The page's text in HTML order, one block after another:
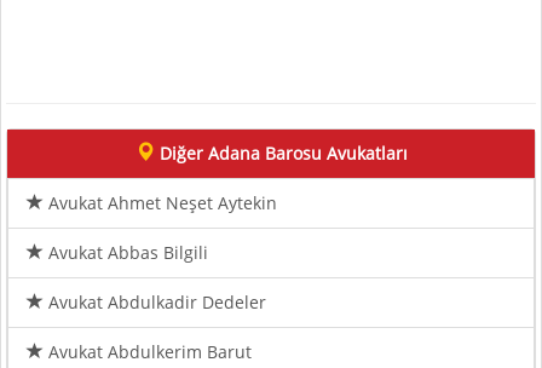
Diğer Adana Barosu Avukatları
Avukat Ahmet Neşet Aytekin
Avukat Abbas Bilgili
Avukat Abdulkadir Dedeler
Avukat Abdulkerim Barut